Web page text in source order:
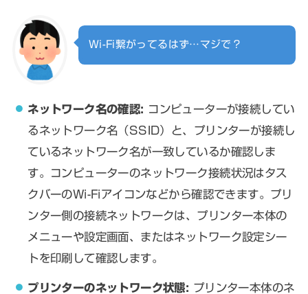
Wi-Fi繋がってるはず…マジで？
ネットワーク名の確認: コンピューターが接続してい
るネットワーク名（SSID）と、プリンターが接続し
ているネットワーク名が一致しているか確認しま
す。コンピューターのネットワーク接続状況はタス
クバーのWi-Fiアイコンなどから確認できます。プリ
ンター側の接続ネットワークは、プリンター本体の
メニューや設定画面、またはネットワーク設定シー
トを印刷して確認します。
プリンターのネットワーク状態: プリンター本体のネ